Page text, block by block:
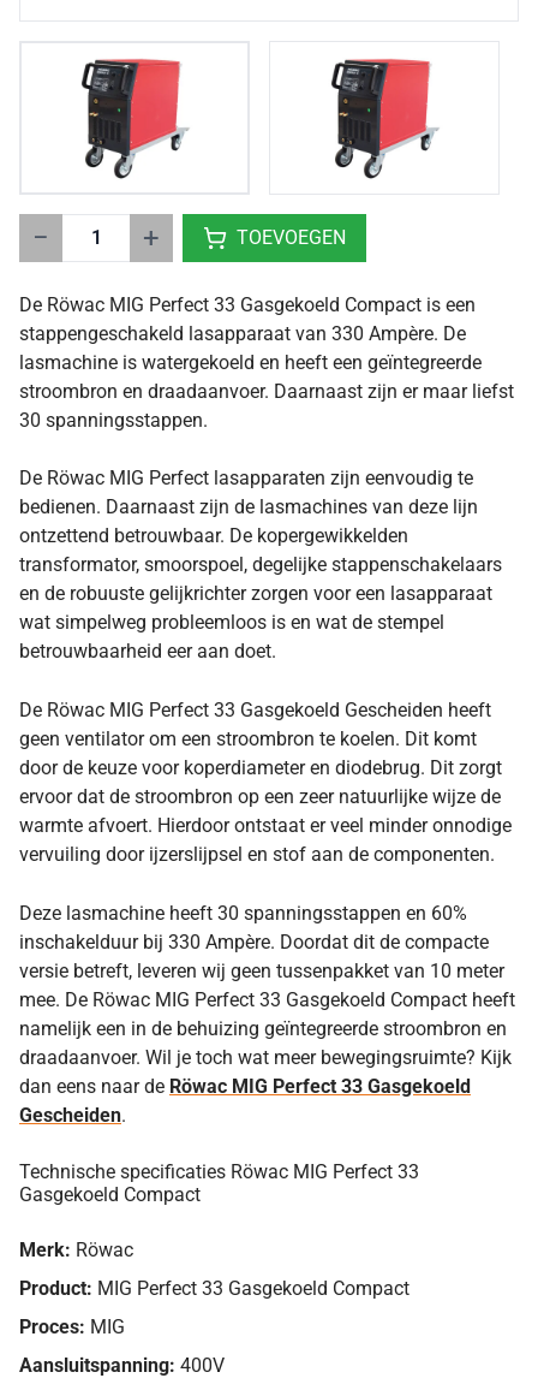
De Röwac MIG Perfect lasapparaten zijn eenvoudig te
bedienen. Daarnaast zijn de lasmachines van deze lijn
ontzettend betrouwbaar. De kopergewikkelden
transformator, smoorspoel, degelijke stappenschakelaars
en de robuuste gelijkrichter zorgen voor een lasapparaat
wat simpelweg probleemloos is en wat de stempel
betrouwbaarheid eer aan doet.
De Röwac MIG Perfect 33 Gasgekoeld Gescheiden heeft
geen ventilator om een stroombron te koelen. Dit komt
door de keuze voor koperdiameter en diodebrug. Dit zorgt
ervoor dat de stroombron op een zeer natuurlijke wijze de
warmte afvoert. Hierdoor ontstaat er veel minder onnodige
vervuiling door ijzerslijpsel en stof aan de componenten.
Deze lasmachine heeft 30 spanningsstappen en 60%
inschakelduur bij 330 Ampère. Doordat dit de compacte
versie betreft, leveren wij geen tussenpakket van 10 meter
mee. De Röwac MIG Perfect 33 Gasgekoeld Compact heeft
namelijk een in de behuizing geïntegreerde stroombron en
draadaanvoer. Wil je toch wat meer bewegingsruimte? Kijk
dan eens naar de Röwac MIG Perfect 33 Gasgekoeld
Gescheiden.
Technische specificaties Röwac MIG Perfect 33
Gasgekoeld Compact
Merk: Röwac
Product: MIG Perfect 33 Gasgekoeld Compact
Proces: MIG
Aansluitspanning: 400V
− + TOEVOEGEN
De Röwac MIG Perfect 33 Gasgekoeld Compact is een
stappengeschakeld lasapparaat van 330 Ampère. De
lasmachine is watergekoeld en heeft een geïntegreerde
stroombron en draadaanvoer. Daarnaast zijn er maar liefst
30 spanningsstappen.